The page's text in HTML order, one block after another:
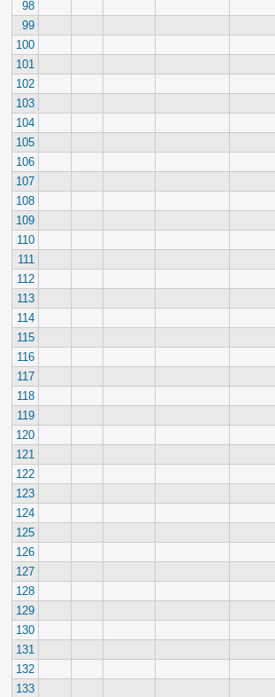
98
99
100
101
102
103
104
105
106
107
108
109
110
111
112
113
114
115
116
117
118
119
120
121
122
123
124
125
126
127
128
129
130
131
132
133